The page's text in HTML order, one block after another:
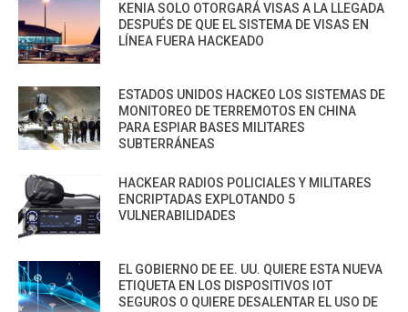
KENIA SOLO OTORGARÁ VISAS A LA LLEGADA
DESPUÉS DE QUE EL SISTEMA DE VISAS EN
LÍNEA FUERA HACKEADO
ESTADOS UNIDOS HACKEO LOS SISTEMAS DE
MONITOREO DE TERREMOTOS EN CHINA
PARA ESPIAR BASES MILITARES
SUBTERRÁNEAS
HACKEAR RADIOS POLICIALES Y MILITARES
ENCRIPTADAS EXPLOTANDO 5
VULNERABILIDADES
EL GOBIERNO DE EE. UU. QUIERE ESTA NUEVA
ETIQUETA EN LOS DISPOSITIVOS IOT
SEGUROS O QUIERE DESALENTAR EL USO DE